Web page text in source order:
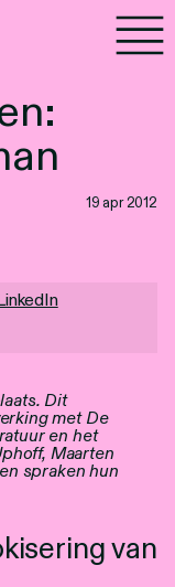
19 apr 2012
Dit
met De
en het
Maarten
spraken hun
van